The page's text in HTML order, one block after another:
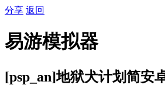
分享 返回
易游模拟器
[psp_an]地狱犬计划简安